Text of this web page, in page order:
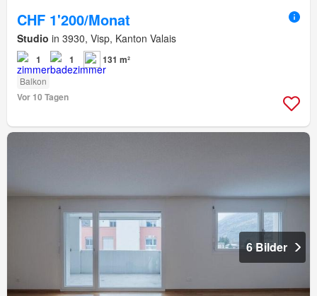
CHF 1'200/Monat
Studio in 3930, Visp, Kanton Valais
1 1 131 m²
Balkon
Vor 10 Tagen
6 Bilder